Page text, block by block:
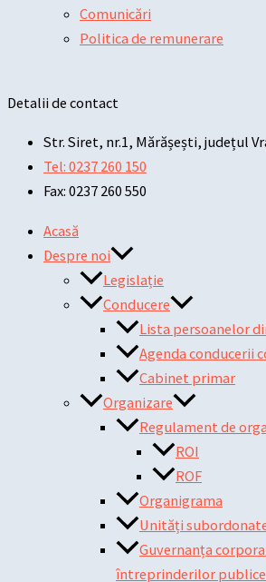
Comunicări
Politica de remunerare
Detalii de contact
Str. Siret, nr.1, Mărășești, județul
Tel: 0237 260 150
Fax: 0237 260 550
Acasă
Despre noi
Legislație
Conducere
Lista persoanelor
Agenda conducerii
Cabinet primar
Organizare
Regulament de
ROI
ROF
Organigrama
Unități
Guvernanța
întreprinderilor publice